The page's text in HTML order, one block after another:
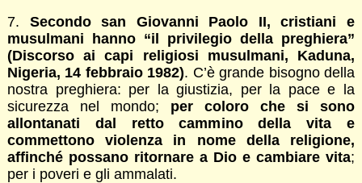
7. Secondo san Giovanni Paolo II, cristiani e
musulmani hanno “il privilegio della preghiera”
(Discorso ai capi religiosi musulmani, Kaduna,
Nigeria, 14 febbraio 1982). C’è grande bisogno della
nostra preghiera: per la giustizia, per la pace e la
sicurezza nel mondo; per coloro che si sono
allontanati dal retto cammino della vita e
commettono violenza in nome della religione,
affinché possano ritornare a Dio e cambiare vita;
per i poveri e gli ammalati.